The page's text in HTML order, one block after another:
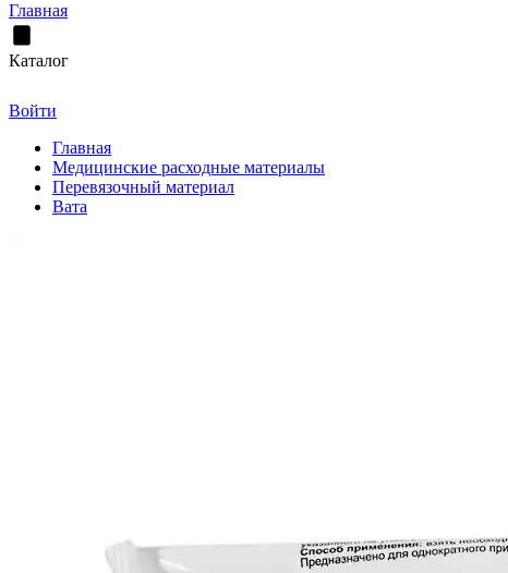
Главная
Каталог
Войти
Главная
Медицинские расходные материалы
Перевязочный материал
Вата